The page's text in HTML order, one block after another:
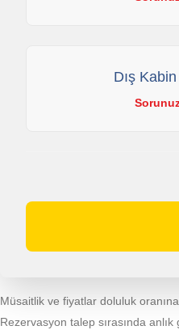
Dış
Müsaitlik ve fiyatlar doluluk
Rezervasyon talep sırasında